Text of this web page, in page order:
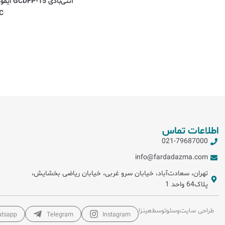
اطلاعات تماس
021-79687000
info@fardadazma.com
تهران، سعادت‌آباد، خیابان سرو غربی، خیابان ریاضی بخشایش،
پلاک64 واحد 1
طراحی سایتوسئوتوسطهینزا Telegram Instagram